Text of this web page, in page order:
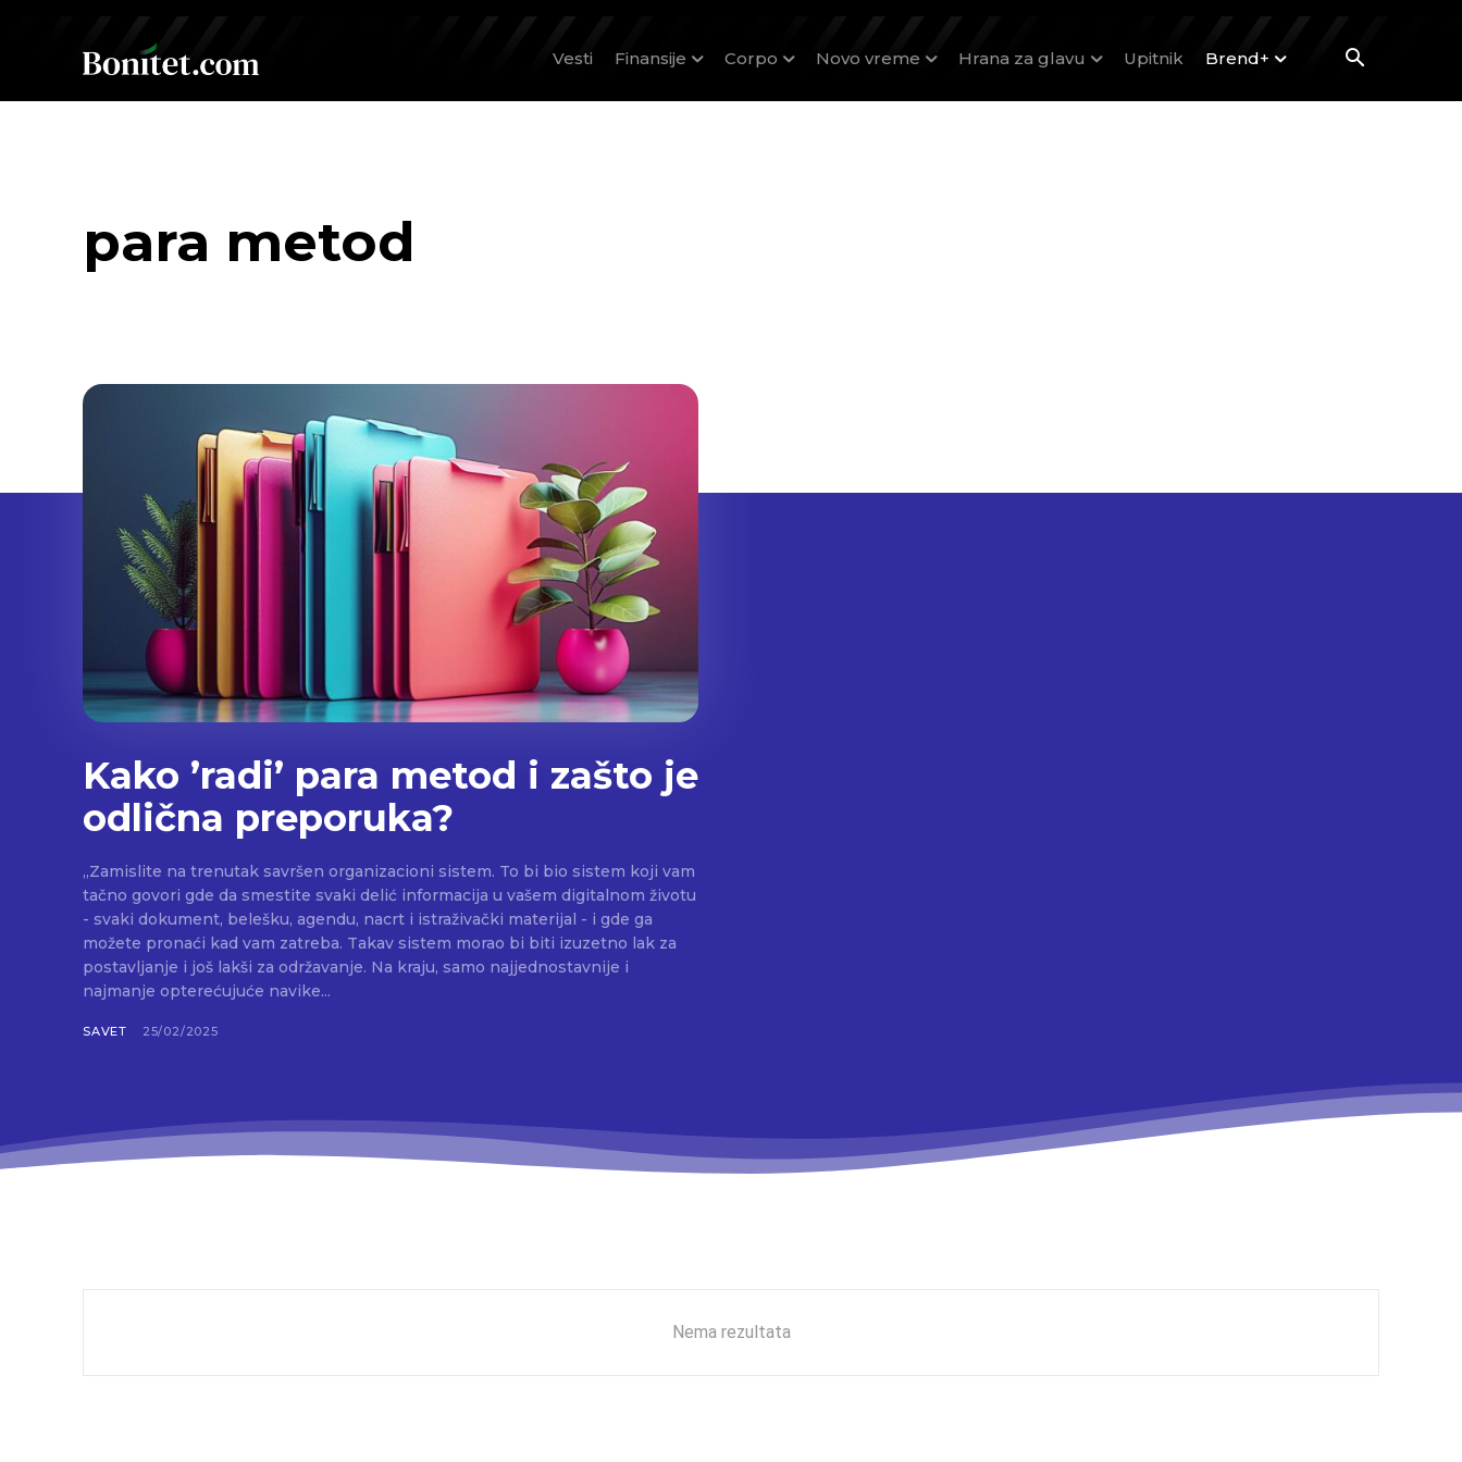
Vesti Finansije Corpo Novo vreme Hrana za glavu Upitnik Brend+
para metod
Kako ’radi’ para metod i zašto je
odlična preporuka?
„Zamislite na trenutak savršen organizacioni sistem. To bi bio sistem koji vam
tačno govori gde da smestite svaki delić informacija u vašem digitalnom životu
- svaki dokument, belešku, agendu, nacrt i istraživački materijal - i gde ga
možete pronaći kad vam zatreba. Takav sistem morao bi biti izuzetno lak za
postavljanje i još lakši za održavanje. Na kraju, samo najjednostavnije i
najmanje opterećujuće navike...
SAVET 25/02/2025
Nema rezultata